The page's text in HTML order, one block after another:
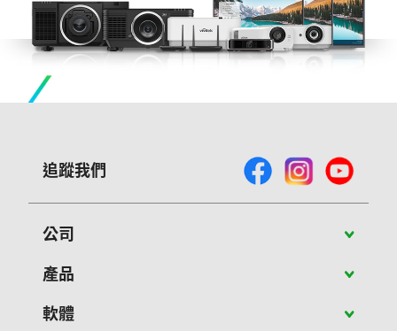
追蹤我們
公司
關於Vivitek
產品
攜帶型投影機
軟體